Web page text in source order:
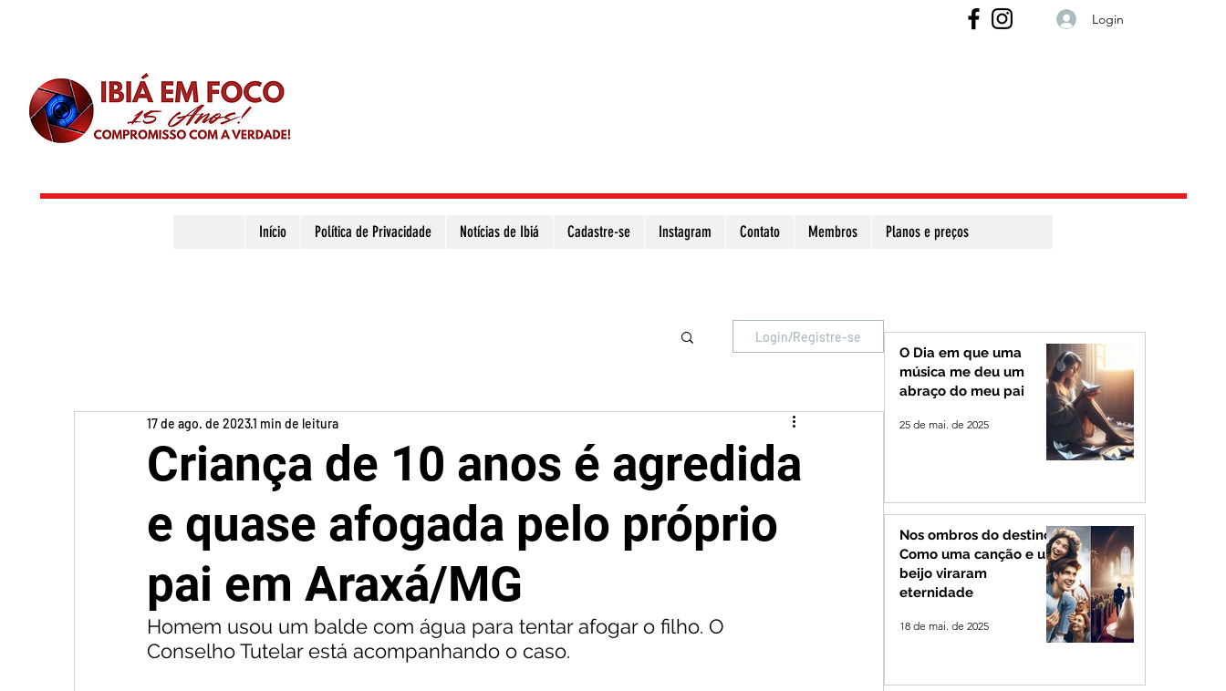
Login
Início Política de Privacidade Notícias de Ibiá Cadastre-se Instagram Contato Membros Planos e preços
Login/Registre-se
Criança de 10 anos é agredida
e quase afogada pelo próprio
pai em Araxá/MG
17 de ago. de 20231 min de leitura
Homem usou um balde com água para tentar afogar o filho. O
Conselho Tutelar está acompanhando o caso.
O Dia em que uma
música me deu um
abraço do meu pai
25 de mai. de 2025
Nos ombros do destino:
Como uma canção e um
beijo viraram
eternidade
18 de mai. de 2025